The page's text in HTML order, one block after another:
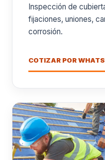
Inspección de
fijaciones, uniones,
corrosión.
COTIZAR POR